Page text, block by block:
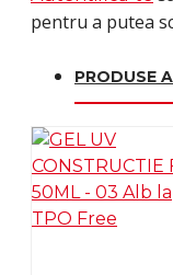
pentru a putea
PRODUSE